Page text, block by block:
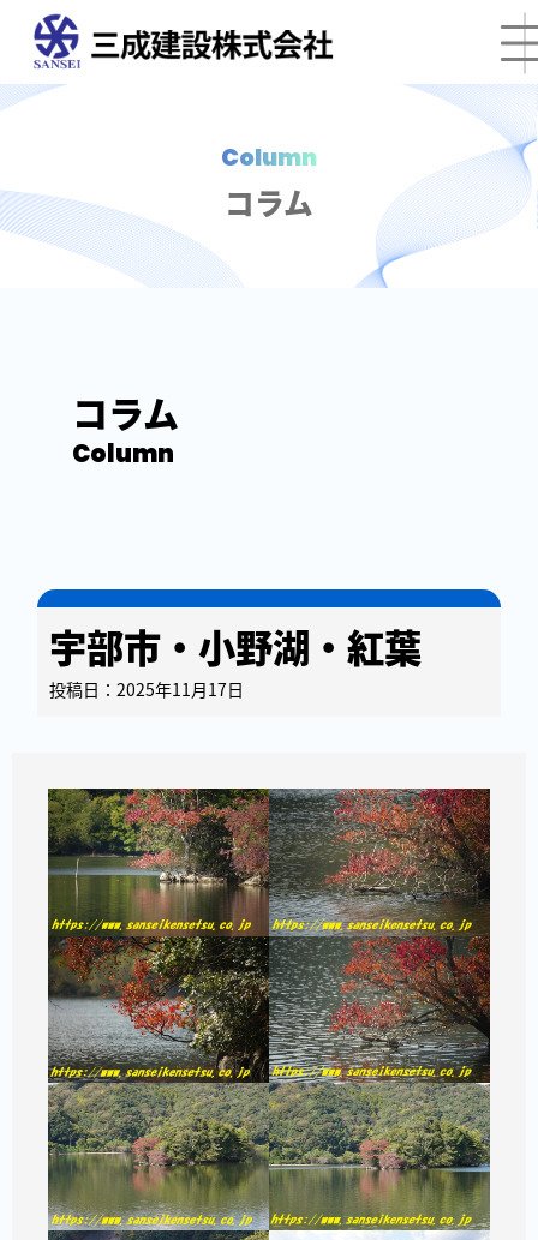
コラム
Column
Column
コラム
宇部市・小野湖・紅葉
投稿日：2025年11月17日